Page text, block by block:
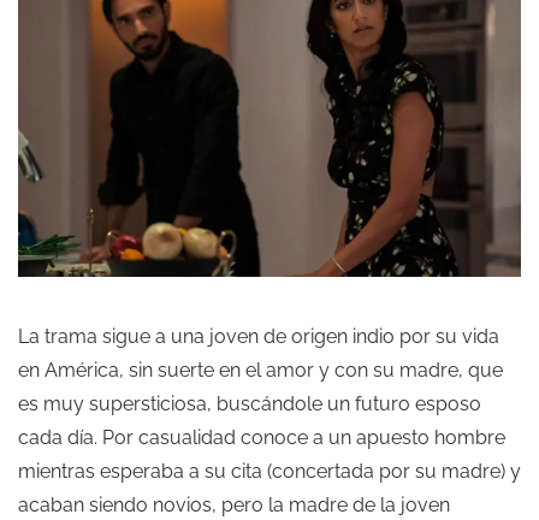
La trama sigue a una joven de origen indio por su vida
en América, sin suerte en el amor y con su madre, que
es muy supersticiosa, buscándole un futuro esposo
cada día. Por casualidad conoce a un apuesto hombre
mientras esperaba a su cita (concertada por su madre) y
acaban siendo novios, pero la madre de la joven